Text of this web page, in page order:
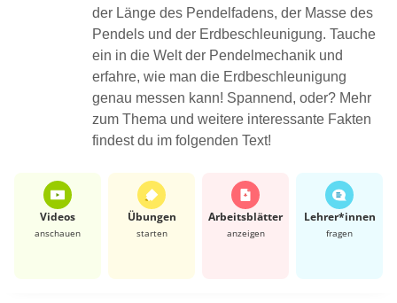
der Länge des Pendelfadens, der Masse des
Pendels und der Erdbeschleunigung. Tauche
ein in die Welt der Pendelmechanik und
erfahre, wie man die Erdbeschleunigung
genau messen kann! Spannend, oder? Mehr
zum Thema und weitere interessante Fakten
findest du im folgenden Text!
Videos
anschauen
Übungen
starten
Arbeits­blätter
anzeigen
Lehrer*​innen
fragen